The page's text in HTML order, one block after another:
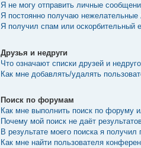
Я не могу отправить личные
Я постоянно получаю
Я получил спам или оскорбительный
Друзья и недруги
Что означают списки друзей и
Как мне добавлять/удалять
Поиск по форумам
Как мне выполнить поиск по форуму
Почему мой поиск не даёт
В результате моего поиска я получил
Как мне найти пользователя